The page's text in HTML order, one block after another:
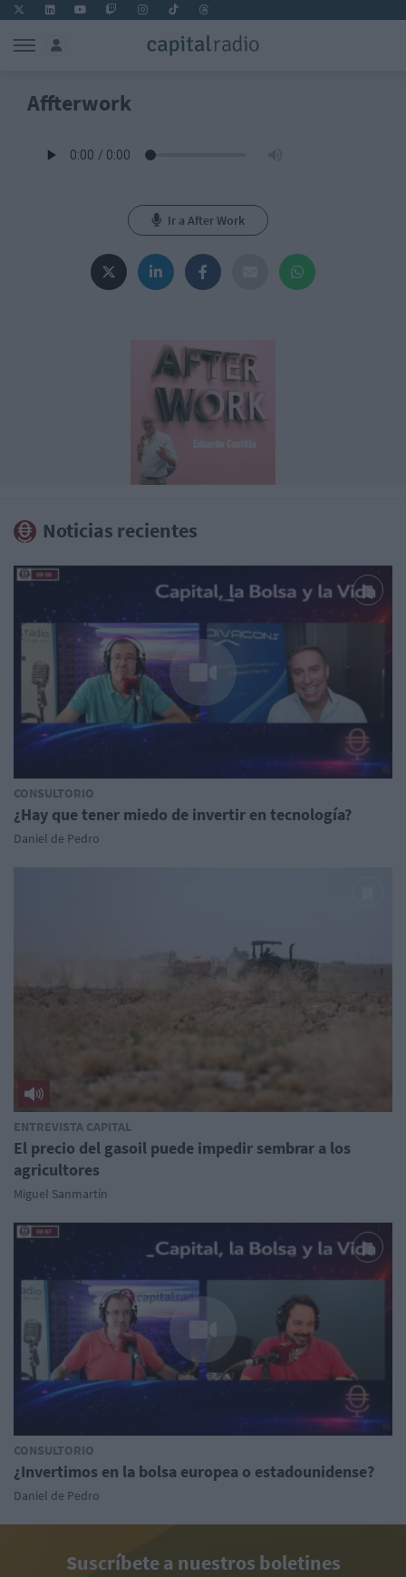
Affterwork
Ir a After Work
Noticias recientes
CONSULTORIO
¿Hay que tener miedo de invertir en tecnología?
Daniel de Pedro
ENTREVISTA CAPITAL
El precio del gasoil puede impedir sembrar a los
agricultores
Miguel Sanmartín
CONSULTORIO
¿Invertimos en la bolsa europea o estadounidense?
Daniel de Pedro
Suscríbete a nuestros boletines